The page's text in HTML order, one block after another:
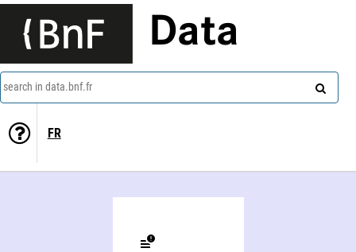
Data
search in data.bnf.fr
FR